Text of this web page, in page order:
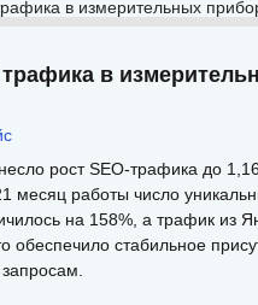
трафика в
рост SEO-трафика до
месяц работы число
на 158%, а трафик из
обеспечило стабильное